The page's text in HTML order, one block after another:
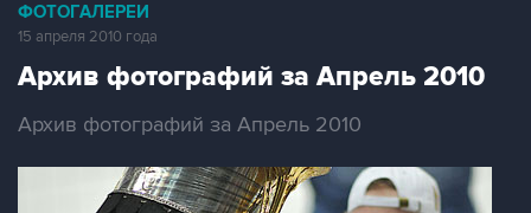
ФОТОГАЛЕРЕИ
15 апреля 2010 года
Архив фотографий за Апрель 2010
Архив фотографий за Апрель 2010